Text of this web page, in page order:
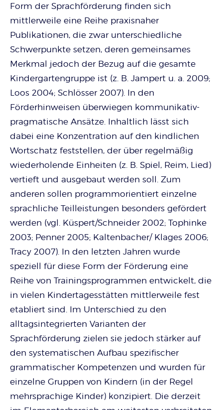
Form der Sprachförderung finden sich
mittlerweile eine Reihe praxisnaher
Publikationen, die zwar unterschiedliche
Schwerpunkte setzen, deren gemeinsames
Merkmal jedoch der Bezug auf die gesamte
Kindergartengruppe ist (z. B. Jampert u. a. 2009;
Loos 2004; Schlösser 2007). In den
Förderhinweisen überwiegen kommunikativ-
pragmatische Ansätze. Inhaltlich lässt sich
dabei eine Konzentration auf den kindlichen
Wortschatz feststellen, der über regelmäßig
wiederholende Einheiten (z. B. Spiel, Reim, Lied)
vertieft und ausgebaut werden soll. Zum
anderen sollen programmorientiert einzelne
sprachliche Teilleistungen besonders gefördert
werden (vgl. Küspert/Schneider 2002; Tophinke
2003; Penner 2005; Kaltenbacher/ Klages 2006;
Tracy 2007). In den letzten Jahren wurde
speziell für diese Form der Förderung eine
Reihe von Trainingsprogrammen entwickelt, die
in vielen Kindertagesstätten mittlerweile fest
etabliert sind. Im Unterschied zu den
alltagsintegrierten Varianten der
Sprachförderung zielen sie jedoch stärker auf
den systematischen Aufbau spezifischer
grammatischer Kompetenzen und wurden für
einzelne Gruppen von Kindern (in der Regel
mehrsprachige Kinder) konzipiert. Die derzeit